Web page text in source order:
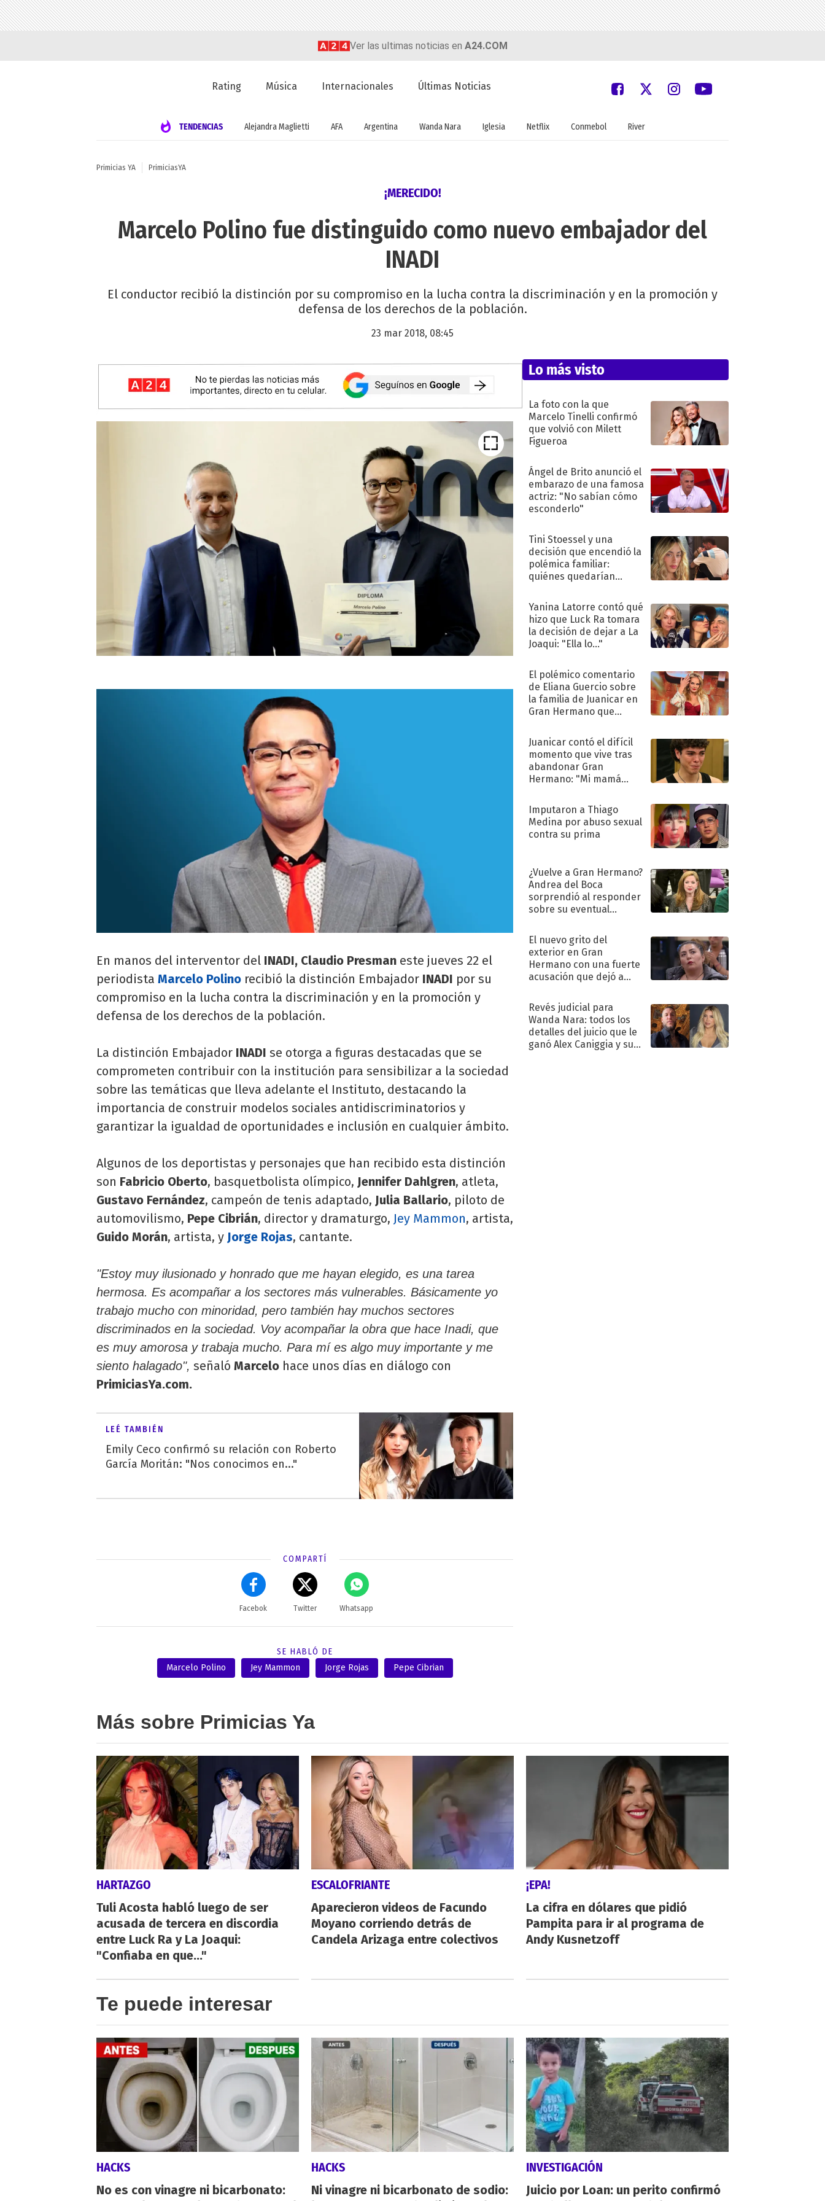
Ver las ultimas noticias en A24.COM
Rating Música Internacionales Últimas Noticias
TENDENCIAS Alejandra Maglietti AFA Argentina Wanda Nara Iglesia Netflix Conmebol River
Primicias YA PrimiciasYA
¡MERECIDO!
Marcelo Polino fue distinguido como nuevo embajador del
INADI
El conductor recibió la distinción por su compromiso en la lucha contra la discriminación y en la promoción y
defensa de los derechos de la población.
23 mar 2018, 08:45
En manos del interventor del INADI, Claudio Presman este jueves 22 el
periodista Marcelo Polino recibió la distinción Embajador INADI por su
compromiso en la lucha contra la discriminación y en la promoción y
defensa de los derechos de la población.
La distinción Embajador INADI se otorga a figuras destacadas que se
comprometen contribuir con la institución para sensibilizar a la sociedad
sobre las temáticas que lleva adelante el Instituto, destacando la
importancia de construir modelos sociales antidiscriminatorios y
garantizar la igualdad de oportunidades e inclusión en cualquier ámbito.
Algunos de los deportistas y personajes que han recibido esta distinción
son Fabricio Oberto, basquetbolista olímpico, Jennifer Dahlgren, atleta,
Gustavo Fernández, campeón de tenis adaptado, Julia Ballario, piloto de
automovilismo, Pepe Cibrián, director y dramaturgo, Jey Mammon, artista,
Guido Morán, artista, y Jorge Rojas, cantante.
"Estoy muy ilusionado y honrado que me hayan elegido, es una tarea
hermosa. Es acompañar a los sectores más vulnerables. Básicamente yo
trabajo mucho con minoridad, pero también hay muchos sectores
discriminados en la sociedad. Voy acompañar la obra que hace Inadi, que
es muy amorosa y trabaja mucho. Para mí es algo muy importante y me
siento halagado", señaló Marcelo hace unos días en diálogo con
PrimiciasYa.com.
LEÉ TAMBIÉN
Emily Ceco confirmó su relación con Roberto
García Moritán: "Nos conocimos en..."
COMPARTÍ
Facebok Twitter Whatsapp
SE HABLÓ DE
Marcelo Polino
Jey Mammon Jorge Rojas Pepe Cibrian
Lo más visto
La foto con la que
Marcelo Tinelli confirmó
que volvió con Milett
Figueroa
Ángel de Brito anunció el
embarazo de una famosa
actriz: "No sabían cómo
esconderlo"
Tini Stoessel y una
decisión que encendió la
polémica familiar:
quiénes quedarían
Yanina Latorre contó qué
hizo que Luck Ra tomara
la decisión de dejar a La
Joaqui: "Ella lo..."
El polémico comentario
de Eliana Guercio sobre
la familia de Juanicar en
Gran Hermano que
Juanicar contó el difícil
momento que vive tras
abandonar Gran
Hermano: "Mi mamá
Imputaron a Thiago
Medina por abuso sexual
contra su prima
¿Vuelve a Gran Hermano?
Andrea del Boca
sorprendió al responder
sobre su eventual
El nuevo grito del
exterior en Gran
Hermano con una fuerte
acusación que dejó a
"Traidora"
Revés judicial para
Wanda Nara: todos los
detalles del juicio que le
ganó Alex Caniggia y sus
Más sobre Primicias Ya
HARTAZGO
Tuli Acosta habló luego de ser
acusada de tercera en discordia
entre Luck Ra y La Joaqui:
"Confiaba en que..."
ESCALOFRIANTE
Aparecieron videos de Facundo
Moyano corriendo detrás de
Candela Arizaga entre colectivos
¡EPA!
La cifra en dólares que pidió
Pampita para ir al programa de
Andy Kusnetzoff
Te puede interesar
HACKS
No es con vinagre ni bicarbonato:
HACKS
Ni vinagre ni bicarbonato de sodio:
INVESTIGACIÓN
Juicio por Loan: un perito confirmó